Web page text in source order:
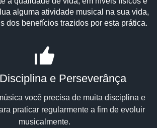
alguma atividade musical na sua vida,
dos benefícios trazidos por esta prática.
e Perseverânça
você precisa de muita disciplina e
praticar regularmente a fim de evoluir
musicalmente.